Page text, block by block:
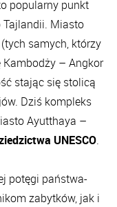
popularny punkt
Tajlandii. Miasto
samych, którzy
– Angkor
stając się stolicą
Dziś kompleks
Ayutthaya –
UNESCO.
potęgi państwa-
zabytków, jak i